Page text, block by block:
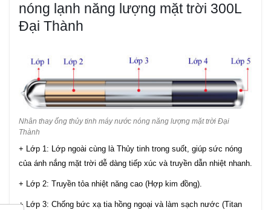
nóng lạnh năng lượng mặt trời 300L
Đại Thành
Nhân thay ống thủy tinh máy nước nóng năng lượng mặt trời Đại
Thành
+ Lớp 1: Lớp ngoài cùng là Thủy tinh trong suốt, giúp sức nóng
của ánh nắng mặt trời dễ dàng tiếp xúc và truyền dẫn nhiệt nhanh.
+ Lớp 2: Truyền tỏa nhiệt năng cao (Hợp kim đồng).
+ Lớp 3: Chống bức xạ tia hồng ngoại và làm sạch nước (Titan